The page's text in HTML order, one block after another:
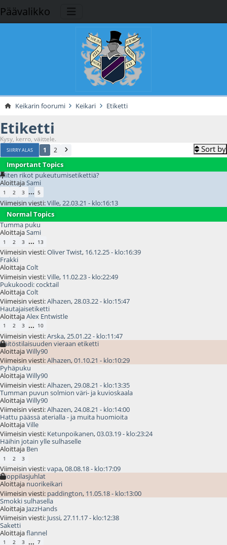
Päävalikko
Keikarin foorumi Keikari Etiketti
Etiketti
Kysy, kerro, väittele.
SIIRRY ALAS 1 2 Sort by
Important Topics
Miten rikot pukeutumisetikettiä?
AloittajaSami
1 2 3 ... 5
Viimeisin viesti:Ville, 22.03.21 - klo:16:13
Normal Topics
Tumma puku
AloittajaSami
1 2 3 ... 13
Viimeisin viesti:Oliver Twist, 16.12.25 - klo:16:39
Frakki
AloittajaColt
Viimeisin viesti:Ville, 11.02.23 - klo:22:49
Pukukoodi: cocktail
AloittajaColt
Viimeisin viesti:Alhazen,28.03.22 - klo:15:47
Hautajaisetiketti
AloittajaAlex Entwistle
1 2 3 ... 10
Viimeisin viesti:Arska,25.01.22 - klo:11:47
Väitöstilaisuuden vieraan etiketti
AloittajaWilly90
Viimeisin viesti:Alhazen,01.10.21 - klo:10:29
Pyhäpuku
AloittajaWilly90
Viimeisin viesti:Alhazen,29.08.21 - klo:13:35
Tumman puvun solmion väri- ja kuvioskaala
AloittajaWilly90
Viimeisin viesti:Alhazen,24.08.21 - klo:14:00
Hattu päässä aterialla - ja muita huomioita
AloittajaVille
Viimeisin viesti: Ketunpoikanen,03.03.19 - klo:23:24
Häihin jotain ylle sulhaselle
Aloittaja Ben
1 2 3
Viimeisin viesti:vapa,08.08.18 - klo:17:09
Ylioppilasjuhlat
Aloittaja nuorikeikari
Viimeisin viesti: paddington, 11.05.18 - klo:13:00
Smokki sulhasella
Aloittaja JazzHands
Viimeisin viesti: Jussi,27.11.17 - klo:12:38
Saketti
Aloittajaflannel
1 2 3 ... 7